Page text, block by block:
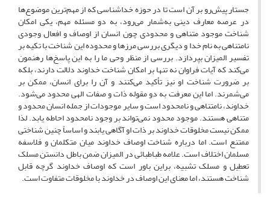
جستار پیش‌رو بر آن است تا در حوزه خداشناسی که از مهم‌ترین موضوع‌ها
در عرصه معارف دینی به‌شمار می‌رود، به دو مسئله مهم، یکی امکان
شناخت موجود متناهی و محدودی چون انسان از اوصاف و افعال وجودی
نامتناهی به نام خدا و دیگری بررسی مرزها و محدوده این شناخت با تکیه بر
تفسیر المیزان بپردازد. بررسی از منظر وحی ما را به این پاسخ‌ها رهنمون
می‌کند که آیات فراوان نه تنها بر امکان شناخت خداوند دلالت دارند، بلکه
بر ضرورت شناخت او نیز تأکید می‌کنند و آن را برای انسان، ممکن بر
می‌شمرند. اما این معرفت به دو مقوله ذات و صفات الهی محدود می‌شود.
خداوند، نامتناهی و نامحدود است و سایر موجودات از جمله انسان محدود و
متناهی هستند. موجود محدود نمی‌تواند بر وجود نامحدود احاطه یابد. لذا
ممکن نیست مخلوقات خداوند بر ذات او آگاهی یابند و اساساً چنین شناختی
ممتنع است. اما درباره شناخت اوصاف خداوند میان متکلمان و فلاسفه
مسلمان اختلاف است. علامه طباطبائی در المیزان ضمن باطل دانستن مسلک
تعطیل و مسلک تشبیه، براین باور است که اوصاف خداوند گرچه قابل
شناخت هستند، اما معنای این اوصاف در خداوند با مخلوقات متفاوت است.